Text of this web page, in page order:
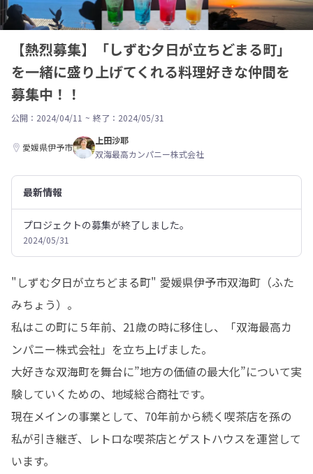
【熱烈募集】「しずむ夕日が立ちどまる町」
を一緒に盛り上げてくれる料理好きな仲間を
募集中！！
公開：2024/04/11 ~ 終了：2024/05/31
愛媛県伊予市
上田沙耶
双海最高カンパニー株式会社
最新情報
プロジェクトの募集が終了しました。
2024/05/31
"しずむ夕日が立ちどまる町" 愛媛県伊予市双海町（ふた
みちょう）。
私はこの町に５年前、21歳の時に移住し、「双海最高カ
ンパニー株式会社」を立ち上げました。
大好きな双海町を舞台に”地方の価値の最大化”について実
験していくための、地域総合商社です。
現在メインの事業として、70年前から続く喫茶店を孫の
私が引き継ぎ、レトロな喫茶店とゲストハウスを運営して
います。